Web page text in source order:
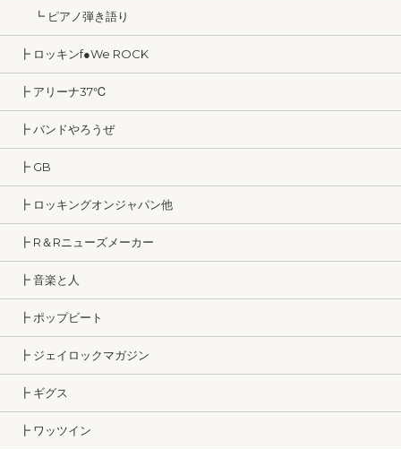
┗ ピアノ弾き語り
┣ ロッキンf●We ROCK
┣ アリーナ37℃
┣ バンドやろうぜ
┣ GB
┣ ロッキングオンジャパン他
┣ R＆Rニューズメーカー
┣ 音楽と人
┣ ポップビート
┣ ジェイロックマガジン
┣ ギグス
┣ ワッツイン